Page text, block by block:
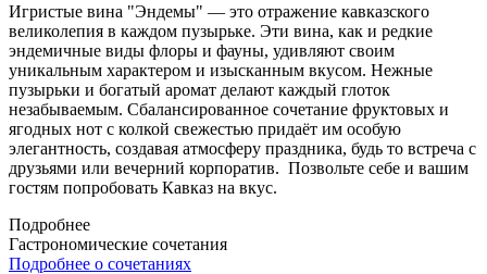
Игристые вина "Эндемы" — это отражение кавказского
великолепия в каждом пузырьке. Эти вина, как и редкие
эндемичные виды флоры и фауны, удивляют своим
уникальным характером и изысканным вкусом. Нежные
пузырьки и богатый аромат делают каждый глоток
незабываемым. Сбалансированное сочетание фруктовых и
ягодных нот с колкой свежестью придаёт им особую
элегантность, создавая атмосферу праздника, будь то встреча с
друзьями или вечерний корпоратив. Позвольте себе и вашим
гостям попробовать Кавказ на вкус.
Подробнее
Гастрономические сочетания
Подробнее о сочетаниях